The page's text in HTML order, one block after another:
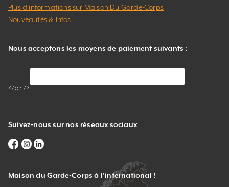
Plus d’informations sur Maison Du Garde-Corps
Nouveautés & Infos
Nous acceptons les moyens de paiement suivants :
</br />
Suivez-nous sur nos réseaux sociaux
Maison du Garde-Corps à l’international !